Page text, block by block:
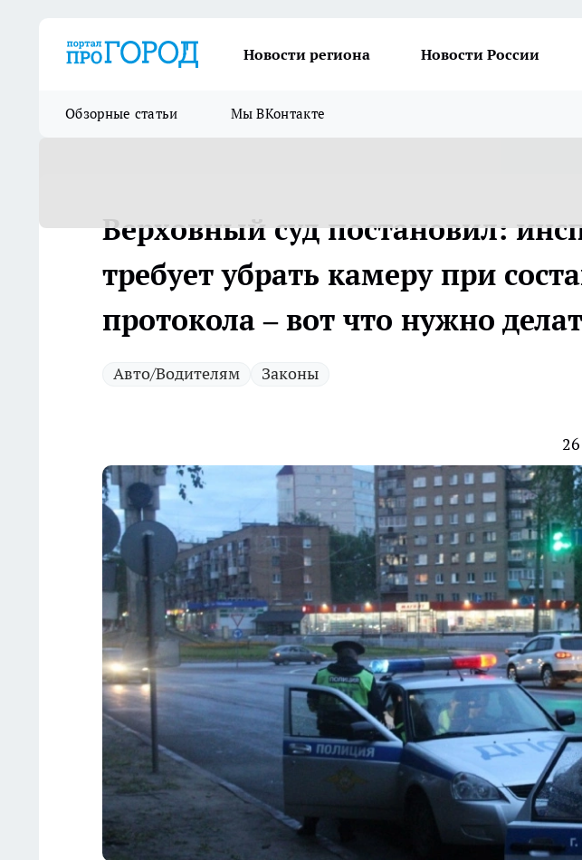
Новости региона Новости России
Обзорные статьи Мы ВКонтакте
Верховный суд постановил:
требует убрать камеру при
протокола – вот что нужно
Авто/Водителям Законы